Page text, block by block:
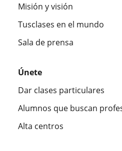
Misión y visión
Tusclases en el mundo
Sala de prensa
Únete
Dar clases particulares
Alumnos que buscan
Alta centros